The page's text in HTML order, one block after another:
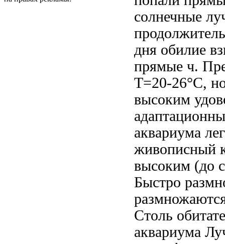
солнечные
дня обилие
прямые ч.
Т=20-26°С,
высоким
аквариума
живописный
высоким (до
Быстро
Столь
аквариума